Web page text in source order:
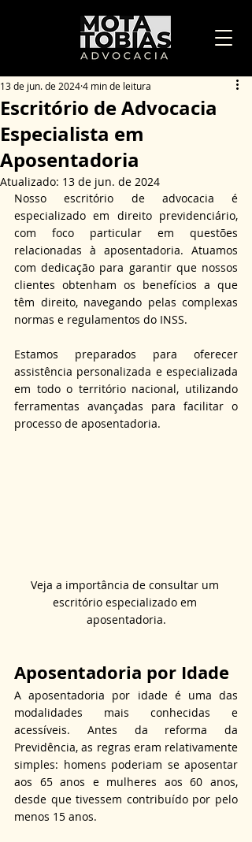
Escritório de Advocacia
Especialista em
Aposentadoria
13 de jun. de 20244 min de leitura
Atualizado: 13 de jun. de 2024
Nosso escritório de advocacia é
especializado em direito previdenciário,
com foco particular em questões
relacionadas à aposentadoria. Atuamos
com dedicação para garantir que nossos
clientes obtenham os benefícios a que
têm direito, navegando pelas complexas
normas e regulamentos do INSS.
Estamos preparados para oferecer
assistência personalizada e especializada
em todo o território nacional, utilizando
ferramentas avançadas para facilitar o
processo de aposentadoria.
Veja a importância de consultar um
escritório especializado em
aposentadoria.
Aposentadoria por Idade
A aposentadoria por idade é uma das
modalidades mais conhecidas e
acessíveis. Antes da reforma da
Previdência, as regras eram relativamente
simples: homens poderiam se aposentar
aos 65 anos e mulheres aos 60 anos,
desde que tivessem contribuído por pelo
menos 15 anos.